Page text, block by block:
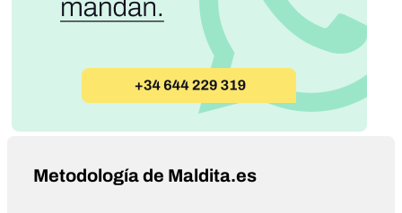
Metodología de Maldita.es